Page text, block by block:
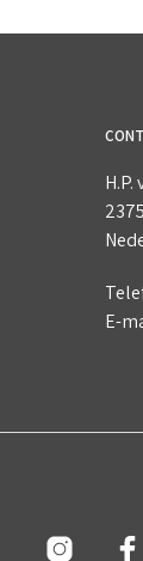
E-